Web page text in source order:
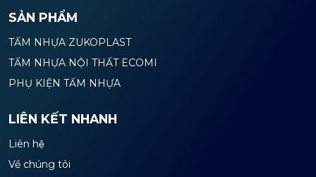
SẢN PHẨM
TẤM NHỰA ZUKOPLAST
TẤM NHỰA NỘI THẤT ECOMI
PHỤ KIỆN TẤM NHỰA
LIÊN KẾT NHANH
Liên hệ
Về chúng tôi